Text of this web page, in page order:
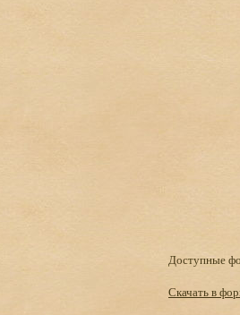
Доступные
Скачать в